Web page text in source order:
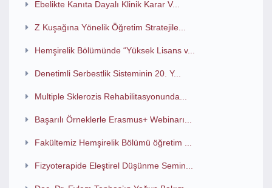
Ebelikte Kanıta Dayalı Klinik Karar V...
Z Kuşağına Yönelik Öğretim Stratejile...
Hemşirelik Bölümünde “Yüksek Lisans v...
Denetimli Serbestlik Sisteminin 20. Y...
Multiple Sklerozis Rehabilitasyonunda...
Başarılı Örneklerle Erasmus+ Webinarı...
Fakültemiz Hemşirelik Bölümü öğretim ...
Fizyoterapide Eleştirel Düşünme Semin...